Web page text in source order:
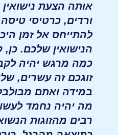
אותה הצעת
ורדים, כרטיסי
להתייחס אל זמן
הנישואין שלכם.
כמה מרגש יהיה
זוגכם זה עשרים,
במידה ואתם
מה יהיה נחמד
רבים מהזוגות